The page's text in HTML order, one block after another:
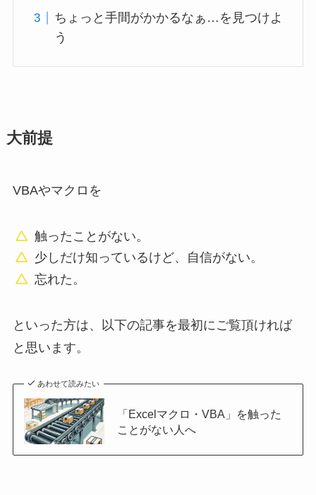
ちょっと手間がかかるなぁ…を見つけよ
う
大前提
VBAやマクロを
触ったことがない。
少しだけ知っているけど、自信がない。
忘れた。
といった方は、以下の記事を最初にご覧頂ければ
と思います。
あわせて読みたい
「Excelマクロ・VBA」を触った
ことがない人へ